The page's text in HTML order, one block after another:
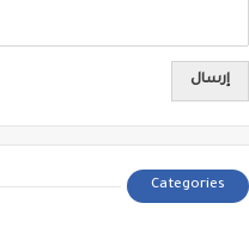
Categories